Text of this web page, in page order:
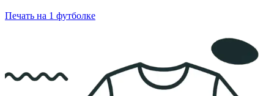
Печать на 1 футболке